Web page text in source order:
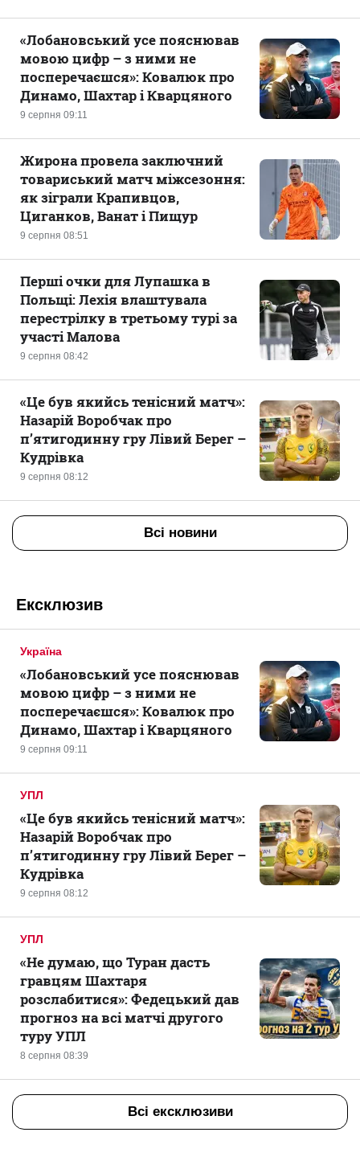
9 серпня 09:11
«Лобановський усе пояснював
мовою цифр – з ними не
посперечаєшся»: Ковалюк про
Динамо, Шахтар і Кварцяного
9 серпня 08:51
Жирона провела заключний
товариський матч міжсезоння:
як зіграли Крапивцов,
Циганков, Ванат і Пищур
9 серпня 08:42
Перші очки для Лупашка в
Польщі: Лехія влаштувала
перестрілку в третьому турі за
участі Малова
9 серпня 08:12
«Це був якийсь тенісний матч»:
Назарій Воробчак про
п’ятигодинну гру Лівий Берег –
Кудрівка
Всі новини
Ексклюзив
Україна
9 серпня 09:11
«Лобановський усе пояснював
мовою цифр – з ними не
посперечаєшся»: Ковалюк про
Динамо, Шахтар і Кварцяного
УПЛ
9 серпня 08:12
«Це був якийсь тенісний матч»:
Назарій Воробчак про
п’ятигодинну гру Лівий Берег –
Кудрівка
УПЛ
8 серпня 08:39
«Не думаю, що Туран дасть
гравцям Шахтаря
розслабитися»: Федецький дав
прогноз на всі матчі другого
туру УПЛ
Всі ексклюзиви